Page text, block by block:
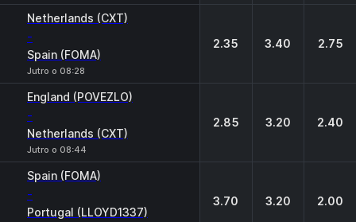
Netherlands (CXT)
-
Spain (FOMA)
Jutro o 08:28
2.35 3.40 2.75
England (POVEZLO)
-
Netherlands (CXT)
Jutro o 08:44
2.85 3.20 2.40
Spain (FOMA)
-
Portugal (LLOYD1337)
3.70 3.20 2.00